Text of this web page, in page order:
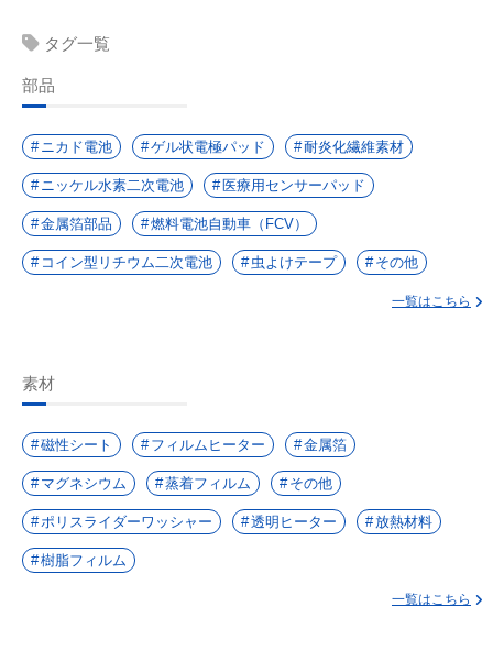
タグ一覧
部品
ニカド電池 ゲル状電極パッド 耐炎化繊維素材
ニッケル水素二次電池 医療用センサーパッド
金属箔部品 燃料電池自動車（FCV）
コイン型リチウム二次電池 虫よけテープ その他
一覧はこちら
素材
磁性シート フィルムヒーター 金属箔
マグネシウム 蒸着フィルム その他
ポリスライダーワッシャー 透明ヒーター 放熱材料
樹脂フィルム
一覧はこちら